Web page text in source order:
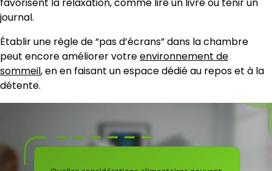
journal.
Établir une règle de “pas d’écrans” dans la chambre
peut encore améliorer votreenvironnement de
sommeil, en en faisant un espace dédié au repos et à la
détente.